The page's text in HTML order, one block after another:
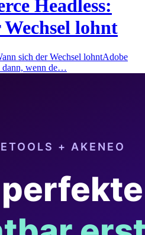
Headless:
lohnt
sich der Wechsel lohntAdobe
dann, wenn de…